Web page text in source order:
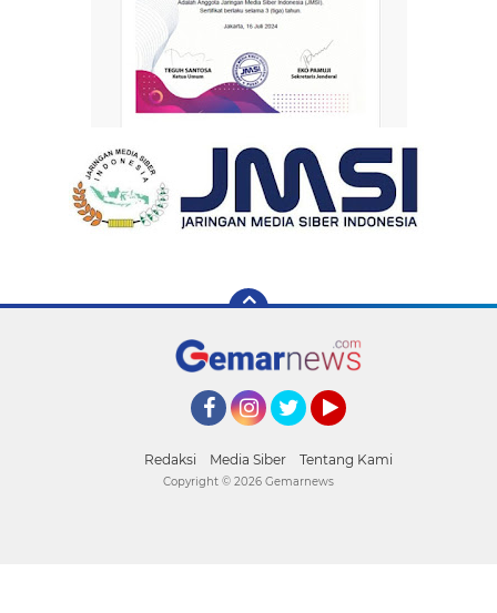
Redaksi Media Siber Tentang Kami
Copyright © 2026 Gemarnews